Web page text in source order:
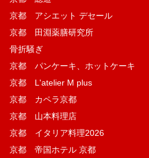
京都 アシエット デセール
京都 田淵薬膳研究所
骨折騒ぎ
京都 パンケーキ、ホットケーキ
京都 L'atelier M plus
京都 カペラ京都
京都 山本料理店
京都 イタリア料理2026
京都 帝国ホテル 京都